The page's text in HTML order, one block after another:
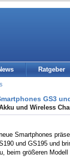
Ratgeber
GS3
und Wireless
Smartphones
und GS195 und
beim größeren